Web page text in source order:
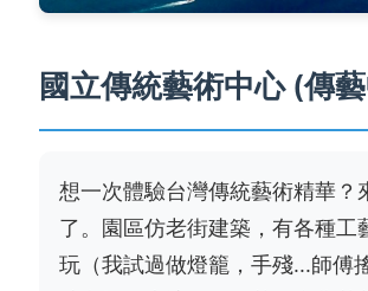
國立傳統藝術中心 (傳
想一次體驗台灣傳統藝術精華？
了。園區仿老街建築，有各種工
玩（我試過做燈籠，手殘...師傅